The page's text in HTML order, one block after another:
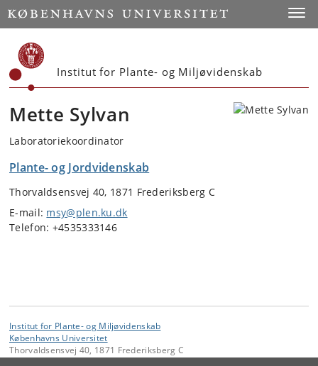
Start
Institut for Plante- og Miljøvidenskab
Mette Sylvan
Laboratoriekoordinator
Plante- og Jordvidenskab
Thorvaldsensvej 40, 1871 Frederiksberg C
E-mail: msy@plen.ku.dk
Telefon: +4535333146
Institut for Plante- og Miljøvidenskab
Københavns Universitet
Thorvaldsensvej 40, 1871 Frederiksberg C